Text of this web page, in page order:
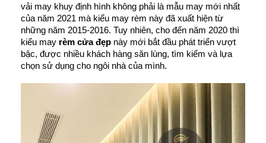
vải may khuy định hình không phải là mẫu may mới nhất
của năm 2021 mà kiểu may rèm này đã xuất hiện từ
những năm 2015-2016. Tuy nhiên, cho đến năm 2020 thì
kiểu may rèm cửa đẹp này mới bắt đầu phát triển vượt
bậc, được nhiều khách hàng săn lùng, tìm kiếm và lựa
chọn sử dụng cho ngôi nhà của mình.